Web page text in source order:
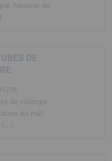
hauteur de
DE
de rallonge
du mât